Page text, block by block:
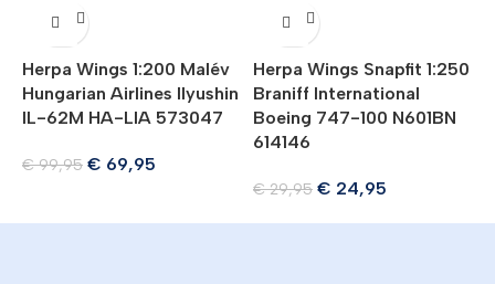
Herpa Wings 1:200 Malév
Hungarian Airlines Ilyushin
IL-62M HA-LIA 573047
€99,95 € 69,95
Herpa Wings Snapfit 1:250
Braniff International
Boeing 747-100 N601BN
614146
€29,95 € 24,95